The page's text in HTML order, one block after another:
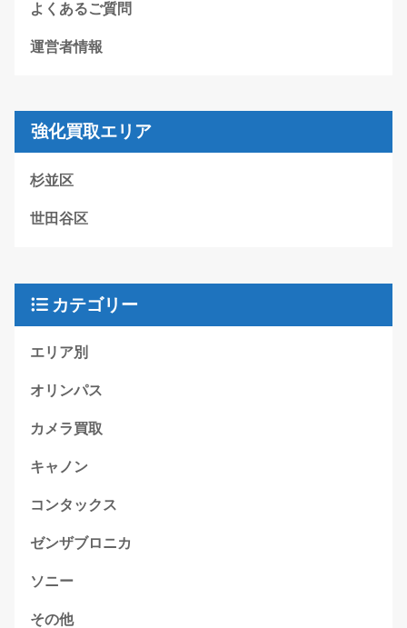
よくあるご質問
運営者情報
強化買取エリア
杉並区
世田谷区
カテゴリー
エリア別
オリンパス
カメラ買取
キャノン
コンタックス
ゼンザブロニカ
ソニー
その他